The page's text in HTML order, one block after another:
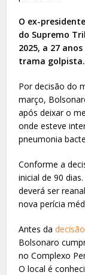
O ex-presidente
do Supremo
2025, a 27
trama golpista.
Por decisão do
março,
após deixar o
onde esteve
pneumonia
Conforme a
inicial de 90
deverá ser
nova perícia
Antes da
Bolsonaro
no Complexo
O local é